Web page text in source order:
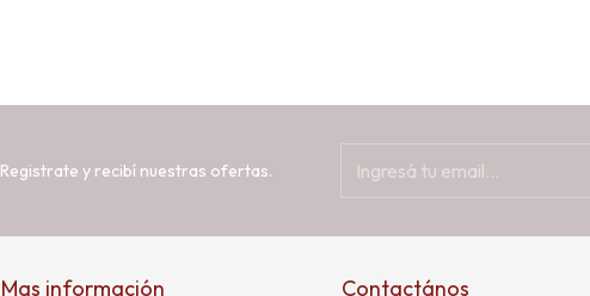
Registrate y recibí nuestras ofertas.
Mas información Contactános